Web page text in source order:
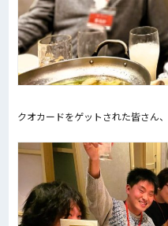
クオカードをゲットされた皆さん